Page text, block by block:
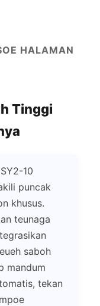
HALAMAN
Tinggi
10
puncak
khusus.
teunaga
saboh
mandum
tekan